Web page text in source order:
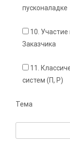
пусконаладке
10.
Заказчика
11.
систем (П, Р)
Тема